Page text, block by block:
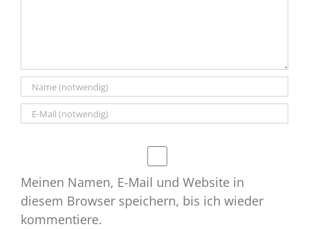
Meinen Namen, E-Mail und Website in
diesem Browser speichern, bis ich wieder
kommentiere.